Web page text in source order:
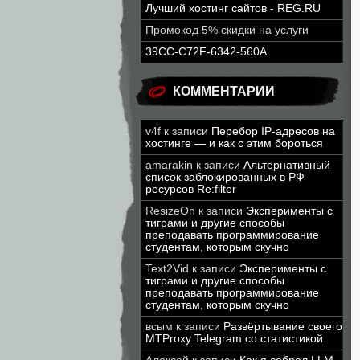
Лучший хостинг сайтов - REG.RU
Промокод 5% скидки на услуги
39CC-C72F-6342-560A
КОММЕНТАРИИ
v4f к записи Перебор IP-адресов на
хостинге — и как с этим бороться
amarakin к записи Альтернативный
список заблокированных в РФ
ресурсов Re:filter
ResizeOn к записи Эксперименты с
тиграми и другие способы
преподавать программирование
студентам, которым скучно
Text2Vid к записи Эксперименты с
тиграми и другие способы
преподавать программирование
студентам, которым скучно
всым к записи Развёртывание своего
MTProxy Telegram со статистикой